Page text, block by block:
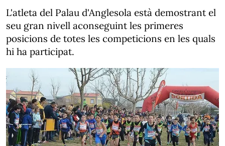
L'atleta del Palau d'Anglesola està demostrant el
seu gran nivell aconseguint les primeres
posicions de totes les competicions en les quals
hi ha participat.